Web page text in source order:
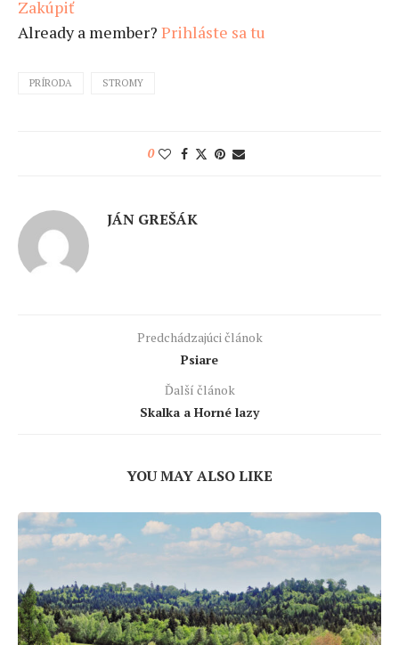
Zakúpiť
Already a member? Prihláste sa tu
PRÍRODA STROMY
0
JÁN GREŠÁK
Predchádzajúci článok
Psiare
Ďalší článok
Skalka a Horné lazy
YOU MAY ALSO LIKE